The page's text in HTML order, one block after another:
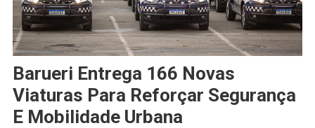
Barueri Entrega 166 Novas
Viaturas Para Reforçar Segurança
E Mobilidade Urbana